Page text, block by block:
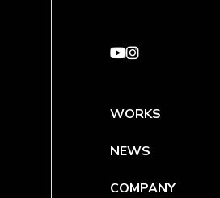
WORKS
NEWS
COMPANY